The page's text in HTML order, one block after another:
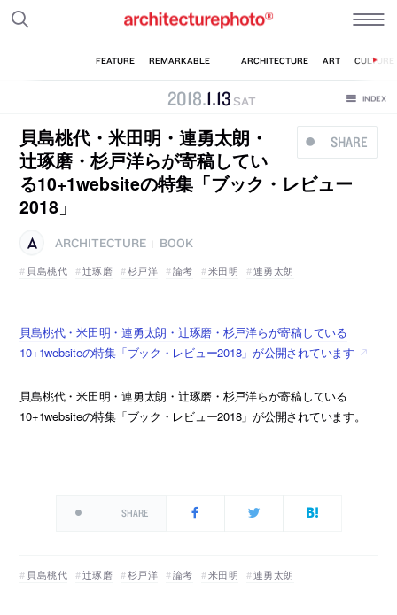
2018.1.13 SAT
SHARE
貝島桃代・米田明・連勇太朗・
辻琢磨・杉戸洋らが寄稿してい
る10+1websiteの特集「ブック・レビュー
2018」
ARCHITECTURE
BOOK
貝島桃代
辻琢磨 杉戸洋 論考 米田明 連勇太朗
貝島桃代・米田明・連勇太朗・辻琢磨・杉戸洋らが寄稿している
10+1websiteの特集「ブック・レビュー2018」が公開されています
貝島桃代・米田明・連勇太朗・辻琢磨・杉戸洋らが寄稿している
10+1websiteの特集「ブック・レビュー2018」が公開されています。
SHARE
貝島桃代 辻琢磨 杉戸洋 論考 米田明 連勇太朗